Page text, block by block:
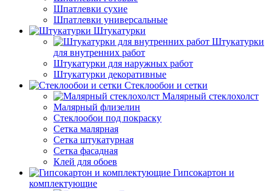
Шпатлевки сухие
Шпатлевки универсальные
Штукатурки
Штукатурки
для внутренних работ
Штукатурки для наружных работ
Штукатурки декоративные
Стеклообои и сетки
Малярный стеклохолст
Малярный флизелин
Стеклообои под покраску
Сетка малярная
Сетка штукатурная
Сетка фасадная
Клей для обоев
Гипсокартон и
комплектующие